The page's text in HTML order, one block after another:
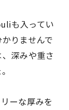
も入ってい
りませんで
深みや重さ
ーな厚みを